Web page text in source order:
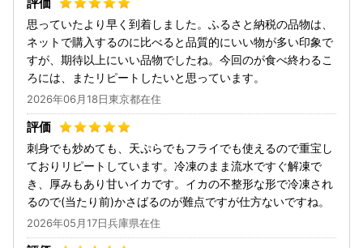
思っていたより早く到着しました。ふるさと納税の品物は、
ネットで購入するのに比べると品質的にいい物が多い印象で
すが、期待以上にいい品物でしたね。今回のが食べ終わるこ
ろには、またリピートしたいと思っています。
2026年06月18日東京都在住
刺身でも炒めても、天ぷらでもフライでも使えるので重宝し
ておりリピートしています。冷凍のまま流水ですぐ解凍で
き、厚みもあり甘いイカです。イカの不整形な形で冷凍され
るので(当たり前)かさばるのが難点ですが仕方ないですね。
2026年05月17日兵庫県在住